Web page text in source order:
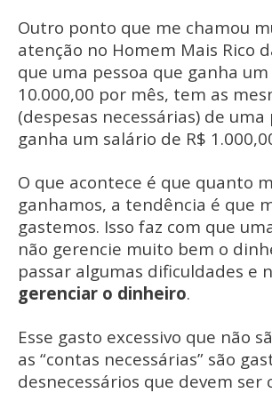
Outro ponto que me chamou
atenção no Homem Mais Rico
que uma pessoa que ganha
10.000,00 por mês, tem as
(despesas necessárias) de uma
ganha um salário de R$
O que acontece é que quanto
ganhamos, a tendência é que
gastemos. Isso faz com que
não gerencie muito bem o
passar algumas dificuldades e
gerenciar o dinheiro.
Esse gasto excessivo que não
as “contas necessárias” são
desnecessários que devem ser